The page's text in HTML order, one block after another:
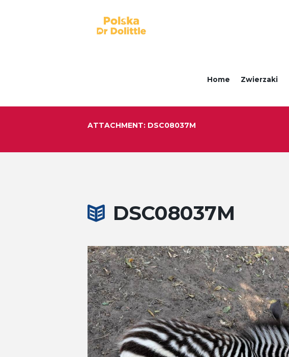
Home Zwierzaki
ATTACHMENT: DSC08037M
DSC08037M